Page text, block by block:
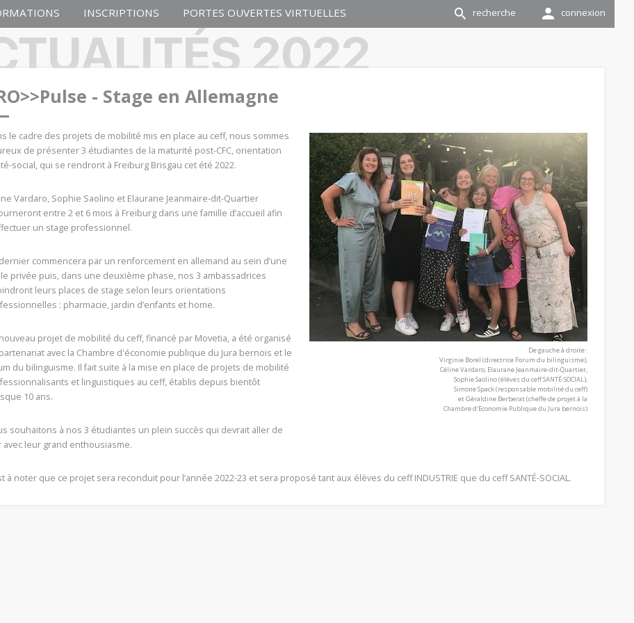
recherche connexion
INSCRIPTIONS PORTES OUVERTES VIRTUELLES
2022
- Stage en Allemagne
De gauche à droite :
Virginie Borel (directrice Forum du bilinguisme),
Céline Vardaro, Elaurane Jeanmaire-dit-Quartier,
Sophie Saolino (élèves du ceff SANTÉ-SOCIAL),
Simone Spack (responsable mobilité du ceff)
et Géraldine Berberat (cheffe de projet à la
Chambre d'Economie Publique du Jura bernois)
le cadre des projets de mobilité mis en place au ceff, nous sommes
de présenter 3 étudiantes de la maturité post-CFC, orientation
social, qui se rendront à Freiburg Brisgau cet été 2022.
Vardaro, Sophie Saolino et Elaurane Jeanmaire-dit-Quartier
entre 2 et 6 mois à Freiburg dans une famille d’accueil afin
un stage professionnel.
commencera par un renforcement en allemand au sein d’une
privée puis, dans une deuxième phase, nos 3 ambassadrices
leurs places de stage selon leurs orientations
: pharmacie, jardin d’enfants et home.
projet de mobilité du ceff, financé par Movetia, a été organisé
avec la Chambre d'économie publique du Jura bernois et le
du bilinguisme. Il fait suite à la mise en place de projets de mobilité
et linguistiques au ceff, établis depuis bientôt
10 ans.
souhaitons à nos 3 étudiantes un plein succès qui devrait aller de
avec leur grand enthousiasme.
à noter que ce projet sera reconduit pour l’année 2022-23 et sera proposé tant aux élèves du ceff INDUSTRIE que du ceff SANTÉ-SOCIAL.
plus En savoir plus En savoir plus En savoir plus
sont toujours
plus
Venez découvrir le métier
d'employé·e de commerce dans
notre entreprise de pratique
COMMERCE
En savoir plus
Initiation à la découverte
des métiers techniques
(Steff)
Vous êtes en 10H et vous aimeriez
découvrir les métiers techniques
du ceff INDUSTRIE ? Venez passer
une journée avec nous !
INDUSTRIE
En savoir plus
Stages découverte pour
écolières et écoliers
Venez découvrir les différents
métiers proposés au ceff
INDUSTRIE.
INDUSTRIE
En savoir plus
sont proposés en
avec l'EPFL aux filles
L’admission pour les formations
ARTISANAT
Formation duales
INDUSTRIE